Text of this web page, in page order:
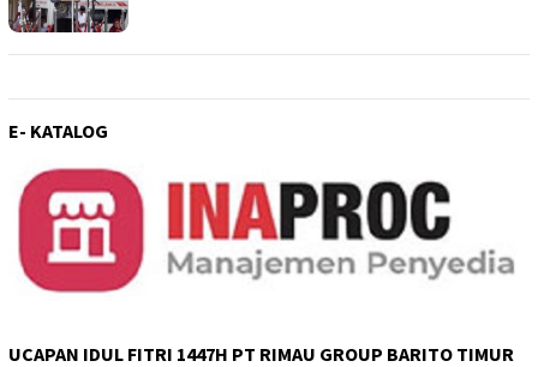
E- KATALOG
UCAPAN IDUL FITRI 1447H PT RIMAU GROUP BARITO TIMUR